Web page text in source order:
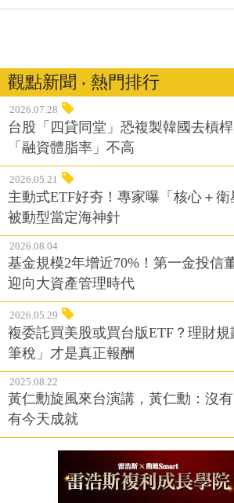
觀點新聞 ‧ 熱門排行
2026.07.28
台股「四貸同堂」恐複製韓國去槓
「融資體脂率」不高
2026.05.21
主動式ETF好夯！專家曝「核心＋
被動型當定海神針
2026.08.04
基金規模2年增近70%！第一金投信
迎向大資產管理時代
2026.05.29
複委託買美股或買台版ETF？理財
筆稅」才是真正報酬
2025.08.22
黃仁勳旋風來台演講，黃仁勳：沒
有今天成就